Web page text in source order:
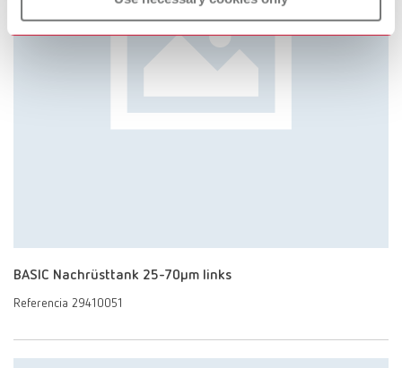
BASIC Nachrüsttank 25-70µm links
Referencia 29410051